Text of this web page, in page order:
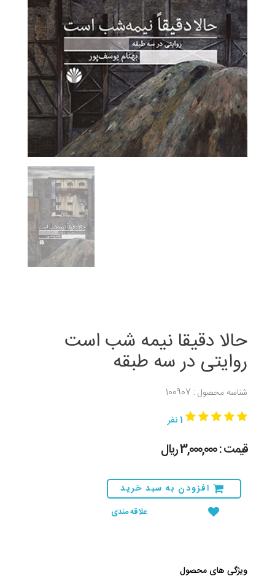
حالا دقیقا نیمه شب است
روایتی در سه طبقه
شناسه محصول : 100907
1 نفر
قیمت : 3,000,000 ريال
افزودن به سبد خرید
علاقه مندی
ویژگی های محصول